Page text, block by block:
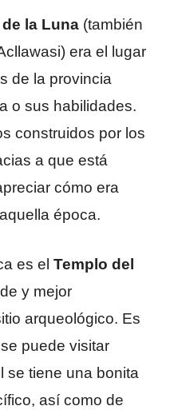
la Luna (también
era el lugar
de la provincia
o sus habilidades.
construidos por los
a que está
cómo era
época.
es el Templo del
y mejor
arqueológico. Es
puede visitar
se tiene una bonita
así como de